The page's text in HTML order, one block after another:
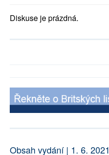
Diskuse je prázdná.
Obsah vydání | 1. 6. 2021